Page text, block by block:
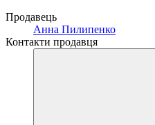
Продавець
Анна Пилипенко
Контакти продавця